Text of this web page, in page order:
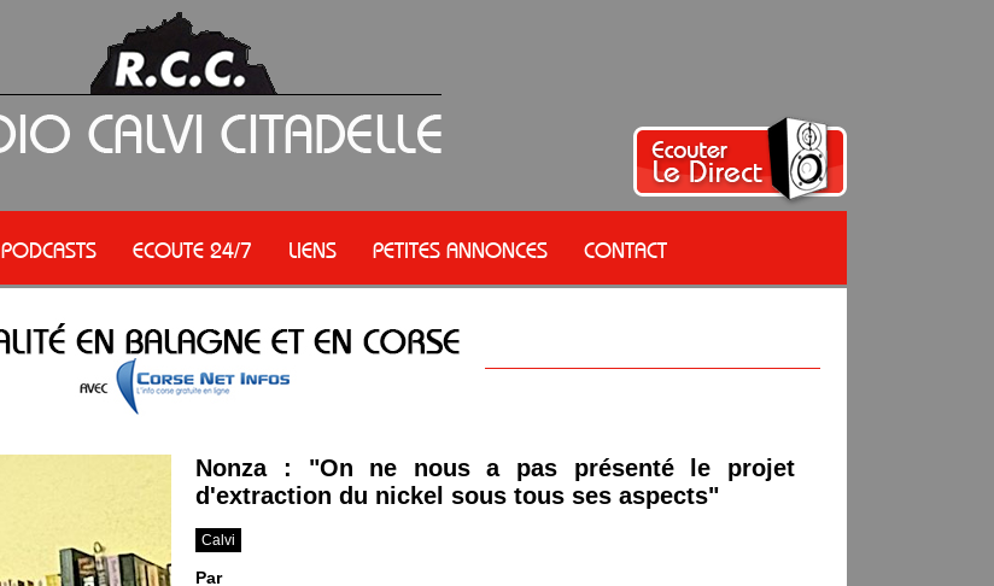
PODCASTS ECOUTE 24/7 LIENS PETITES ANNONCES CONTACT
Nonza : "On ne nous a pas présenté le projet
d'extraction du nickel sous tous ses aspects"
Calvi
Par